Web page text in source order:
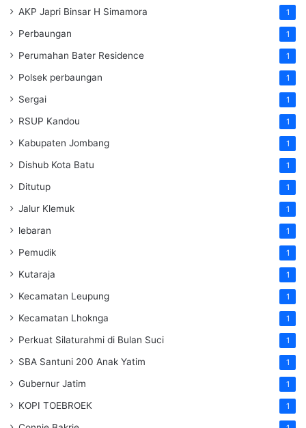
AKP Japri Binsar H Simamora 1
Perbaungan 1
Perumahan Bater Residence 1
Polsek perbaungan 1
Sergai 1
RSUP Kandou 1
Kabupaten Jombang 1
Dishub Kota Batu 1
Ditutup 1
Jalur Klemuk 1
lebaran 1
Pemudik 1
Kutaraja 1
Kecamatan Leupung 1
Kecamatan Lhoknga 1
Perkuat Silaturahmi di Bulan Suci 1
SBA Santuni 200 Anak Yatim 1
Gubernur Jatim 1
KOPI TOEBROEK 1